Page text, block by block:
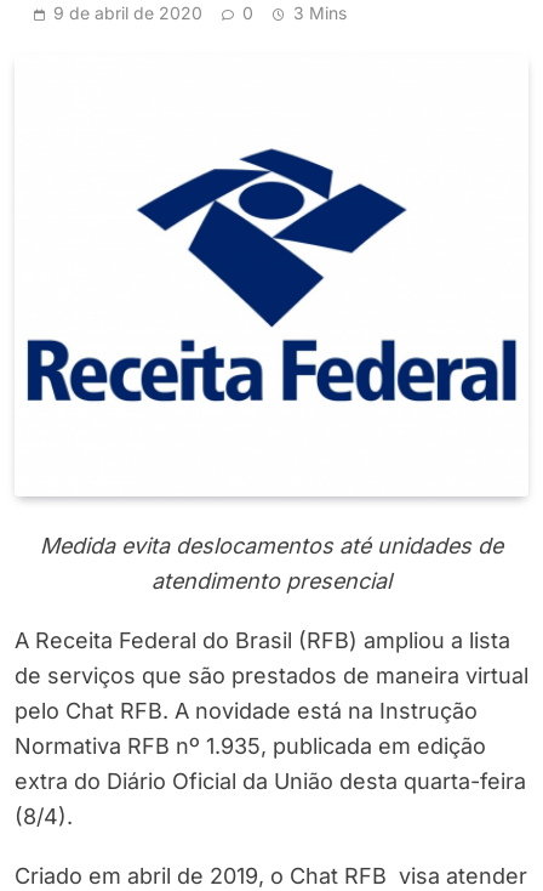
9 de abril de 2020 0 3 Mins
Medida evita deslocamentos até unidades de
atendimento presencial
A Receita Federal do Brasil (RFB) ampliou a lista
de serviços que são prestados de maneira virtual
pelo Chat RFB. A novidade está na Instrução
Normativa RFB nº 1.935, publicada em edição
extra do Diário Oficial da União desta quarta-feira
(8/4).
Criado em abril de 2019, o Chat RFB visa atender